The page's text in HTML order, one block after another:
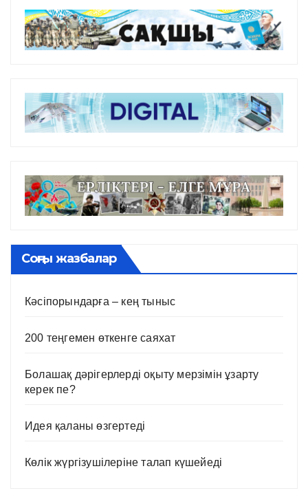
Соңғы жазбалар
Кәсіпорындарға – кең тыныс
200 теңгемен өткенге саяхат
Болашақ дәрігерлерді оқыту мерзімін ұзарту
керек пе?
Идея қаланы өзгертеді
Көлік жүргізушілеріне талап күшейеді